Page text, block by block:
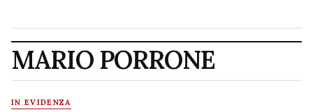
MARIO PORRONE
IN EVIDENZA